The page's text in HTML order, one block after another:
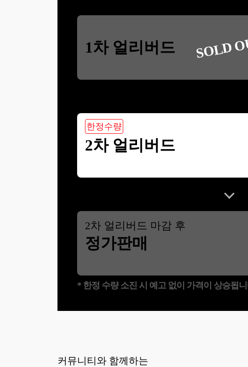
1차 얼리버드 SOLD
한정수량
2차 얼리버드
2차 얼리버드 마감 후
정가판매
* 한정 수량 소진 시 예고 없이 가격이 상승됩
커뮤니티와 함께하는